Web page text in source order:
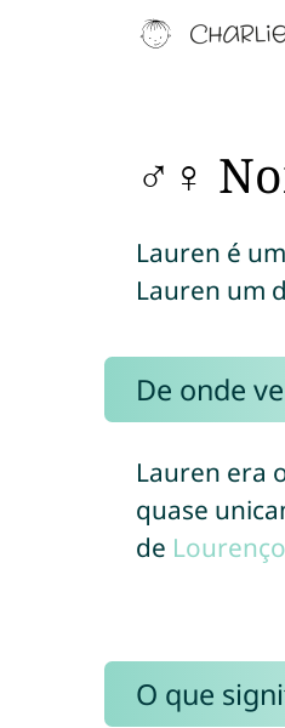
♂♀
Lauren é
Lauren um
De onde
Lauren era
quase
de Lourenço
O que